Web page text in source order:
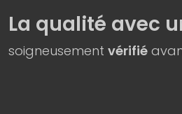
La qualité avec
soigneusementvérifié